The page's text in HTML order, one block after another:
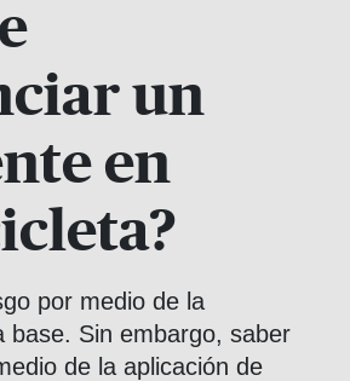
un
en
por medio de la
base. Sin embargo, saber
de la aplicación de